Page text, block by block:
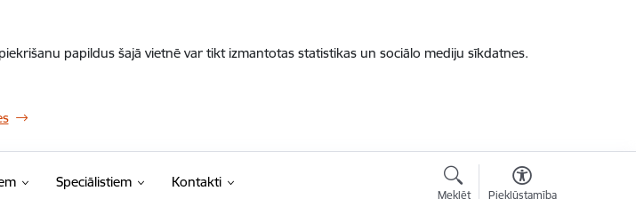
papildus šajā vietnē var tikt izmantotas statistikas un sociālo mediju sīkdatnes.
Speciālistiem Kontakti
Meklēt Piekļūstamība